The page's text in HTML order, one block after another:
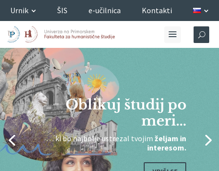
Urnik ŠIS e-učilnica Kontakti
Oblikuj študij po
meri...
… ki bo najbolje ustrezal tvojim željam in
interesom.